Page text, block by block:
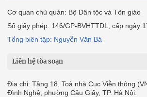
Cơ quan chủ quản: Bộ Dân tộc và Tôn giáo
Số giấy phép: 146/GP-BVHTTDL, cấp ngày
Tổng biên tập: Nguyễn Văn Bá
Liên hệ tòa soạn
Địa chỉ: Tầng 18, Toà nhà Cục Viễn thông
Đình Nghệ, phường Cầu Giấy, TP. Hà Nội.